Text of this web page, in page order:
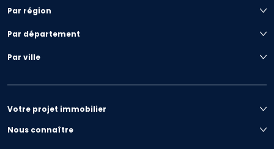
Par région
Par département
Par ville
Votre projet immobilier
Nous connaître